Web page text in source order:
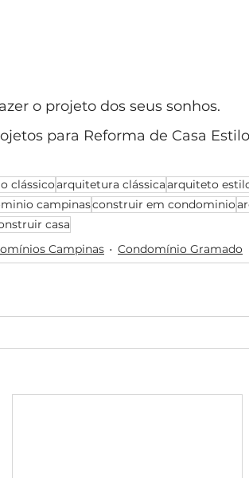
o projeto dos seus sonhos.
para Reforma de Casa
clássicoarquitetura clássicaarquiteto
campinasconstruir em condominio
casa
Campinas Condomínio Gramado